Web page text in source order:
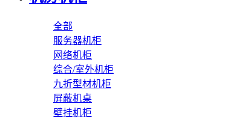
全部
服务器机柜
网络机柜
综合/室外机柜
九折型材机柜
屏蔽机桌
壁挂机柜